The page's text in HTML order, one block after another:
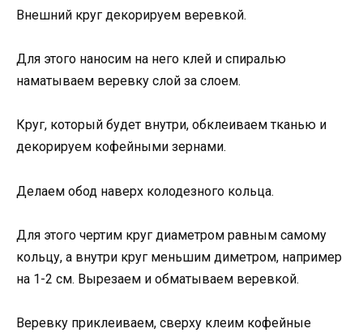
Внешний круг декорируем веревкой.
Для этого наносим на него клей и спиралью
наматываем веревку слой за слоем.
Круг, который будет внутри, обклеиваем тканью и
декорируем кофейными зернами.
Делаем обод наверх колодезного кольца.
Для этого чертим круг диаметром равным самому
кольцу, а внутри круг меньшим диметром, например
на 1-2 см. Вырезаем и обматываем веревкой.
Веревку приклеиваем, сверху клеим кофейные